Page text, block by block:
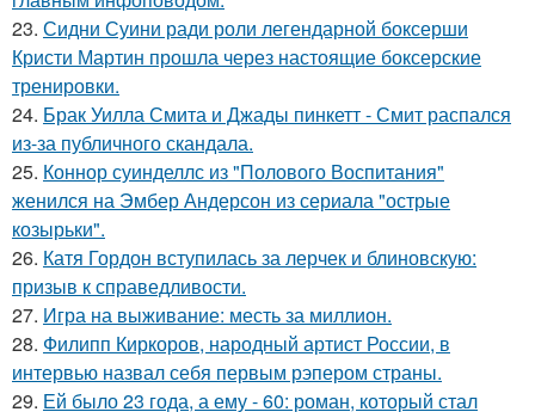
23. Сидни Суини ради роли легендарной боксерши
Кристи Мартин прошла через настоящие боксерские
тренировки.
24. Брак Уилла Смита и Джады пинкетт - Смит распался
из-за публичного скандала.
25. Коннор суинделлс из "Полового Воспитания"
женился на Эмбер Андерсон из сериала "острые
козырьки".
26. Катя Гордон вступилась за лерчек и блиновскую:
призыв к справедливости.
27. Игра на выживание: месть за миллион.
28. Филипп Киркоров, народный артист России, в
интервью назвал себя первым рэпером страны.
29. Ей было 23 года, а ему - 60: роман, который стал